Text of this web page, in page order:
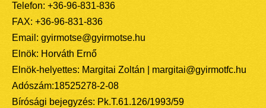
Telefon: +36-96-831-836
FAX: +36-96-831-836
Email: gyirmotse@gyirmotse.hu
Elnök: Horváth Ernő
Elnök-helyettes: Margitai Zoltán | margitai@gyirmotfc.hu
Adószám:18525278-2-08
Bírósági bejegyzés: Pk.T.61.126/1993/59